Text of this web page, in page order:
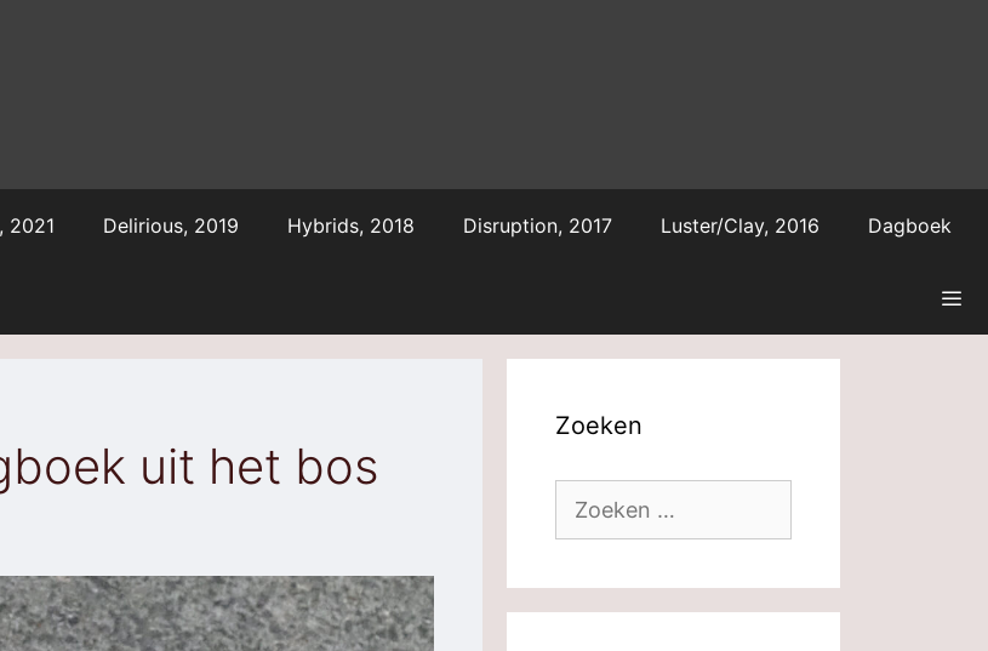
2021 Delirious, 2019 Hybrids, 2018 Disruption, 2017 Luster/Clay, 2016 Dagboek
uit het bos
Zoeken
naar: